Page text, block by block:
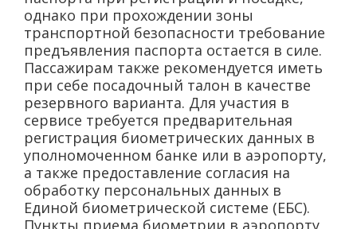
однако при прохождении зоны
транспортной безопасности требование
предъявления паспорта остается в силе.
Пассажирам также рекомендуется иметь
при себе посадочный талон в качестве
резервного варианта. Для участия в
сервисе требуется предварительная
регистрация биометрических данных в
уполномоченном банке или в аэропорту,
а также предоставление согласия на
обработку персональных данных в
Единой биометрической системе (ЕБС).
Пункты приема биометрии в аэропорту